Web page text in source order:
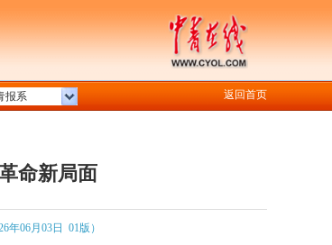
报系 返回首页
命新局面
年06月03日 01版）